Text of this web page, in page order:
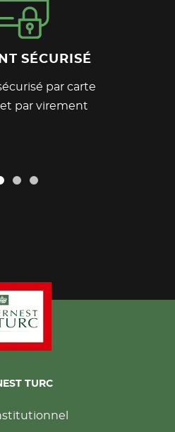
SÉCURISÉ
par carte
et par virement
TURC